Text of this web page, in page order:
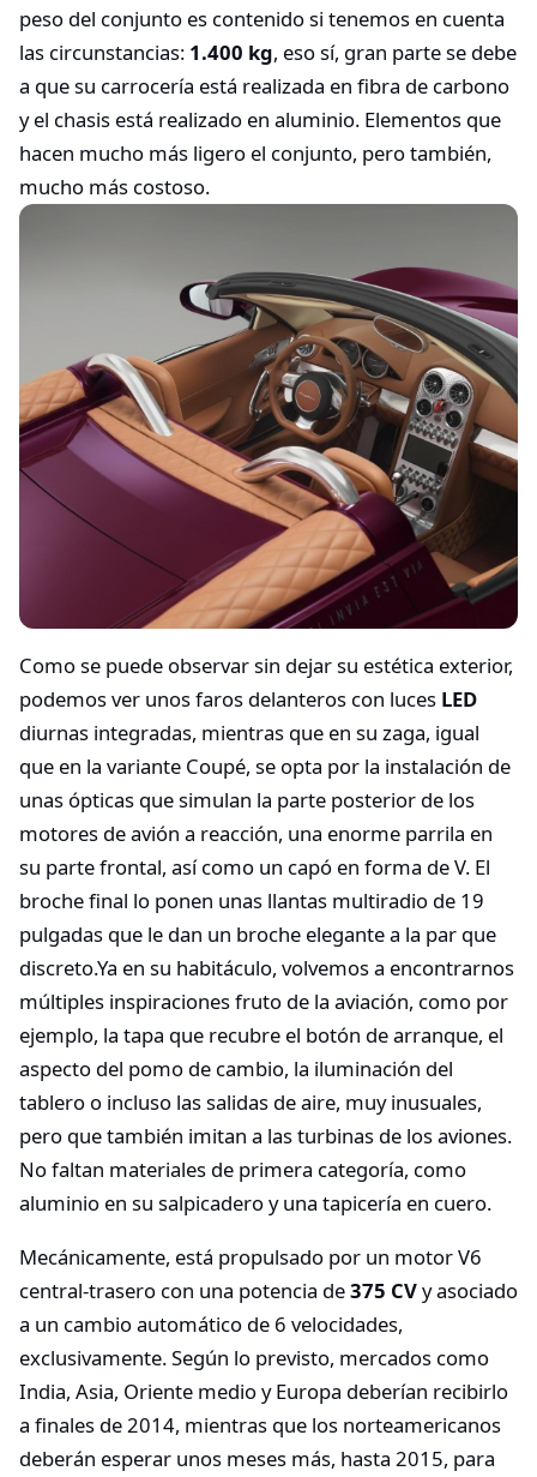
peso del conjunto es contenido si tenemos en cuenta
las circunstancias: 1.400 kg, eso sí, gran parte se debe
a que su carrocería está realizada en fibra de carbono
y el chasis está realizado en aluminio. Elementos que
hacen mucho más ligero el conjunto, pero también,
mucho más costoso.
Como se puede observar sin dejar su estética exterior,
podemos ver unos faros delanteros con luces LED
diurnas integradas, mientras que en su zaga, igual
que en la variante Coupé, se opta por la instalación de
unas ópticas que simulan la parte posterior de los
motores de avión a reacción, una enorme parrila en
su parte frontal, así como un capó en forma de V. El
broche final lo ponen unas llantas multiradio de 19
pulgadas que le dan un broche elegante a la par que
discreto.Ya en su habitáculo, volvemos a encontrarnos
múltiples inspiraciones fruto de la aviación, como por
ejemplo, la tapa que recubre el botón de arranque, el
aspecto del pomo de cambio, la iluminación del
tablero o incluso las salidas de aire, muy inusuales,
pero que también imitan a las turbinas de los aviones.
No faltan materiales de primera categoría, como
aluminio en su salpicadero y una tapicería en cuero.
Mecánicamente, está propulsado por un motor V6
central-trasero con una potencia de375 CVy asociado
a un cambio automático de 6 velocidades,
exclusivamente. Según lo previsto, mercados como
India, Asia, Oriente medio y Europa deberían recibirlo
a finales de 2014, mientras que los norteamericanos
deberán esperar unos meses más, hasta 2015, para